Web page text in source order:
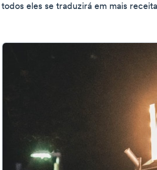
todos eles se traduzirá em mais